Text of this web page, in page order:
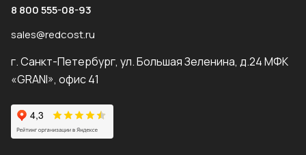
8 800 555-08-93
sales@redcost.ru
г. Санкт-Петербург, ул. Большая Зеленина, д.24 МФК
«GRANI», офис 41